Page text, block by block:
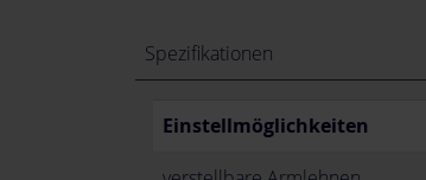
Spezifikationen
Einstellmöglichkeiten